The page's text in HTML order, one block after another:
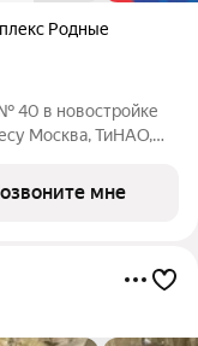
Родные
40 в новостройке
Москва, ТиНАО,
мне